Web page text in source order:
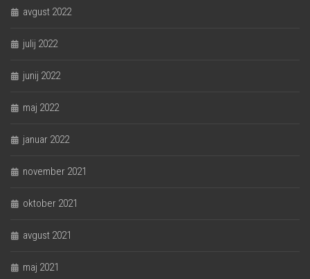
avgust 2022
julij 2022
junij 2022
maj 2022
januar 2022
november 2021
oktober 2021
avgust 2021
maj 2021